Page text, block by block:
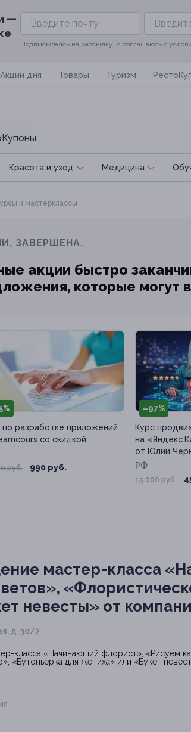
—
Подписываясь на рассылку, я соглашаюсь с
Акции дня Товары Туризм
Красота и уход Медицина
и мастерклассы
ЗАВЕРШЕНА.
акции быстро
которые могут
по разработке приложений
со скидкой
руб. 990 руб.
–97%
Курс
на
от Юлии
РФ
15 000 руб.
мастер-класса
невесты» от
д. 30/2